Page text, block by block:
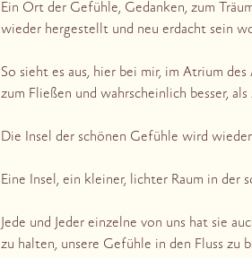
Ein Ort der Gefühle, Gedanken, zum
wieder hergestellt und neu erdacht sein
So sieht es aus, hier bei mir, im Atrium
zum Fließen und wahrscheinlich besser,
Die Insel der schönen Gefühle wird
Eine Insel, ein kleiner, lichter Raum in der
Jede und Jeder einzelne von uns hat sie
zu halten, unsere Gefühle in den Fluss zu